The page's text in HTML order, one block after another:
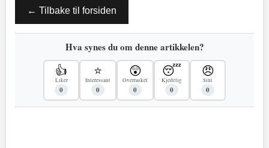
← Tilbake til forsiden
Hva synes du om denne artikkelen?
👍
Liker
0
⭐
Interessant
0
😲
Overrasket
0
😴
Kjedelig
0
😠
Sint
0